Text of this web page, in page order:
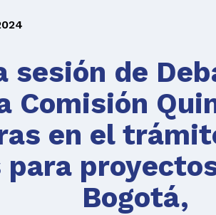
sesión de
Comisión
en el
Bogotá,